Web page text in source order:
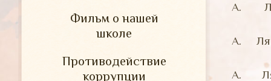
Фильм о нашей
школе
Противодействие
коррупции
А.
А.
А.